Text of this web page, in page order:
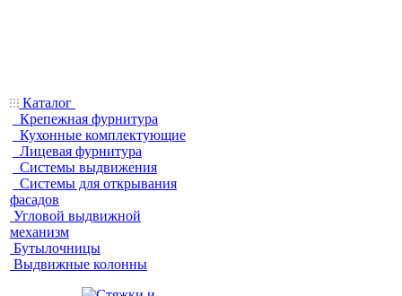
Каталог
Крепежная фурнитура
Кухонные комплектующие
Лицевая фурнитура
Системы выдвижения
Системы для открывания
фасадов
Угловой выдвижной
механизм
Бутылочницы
Выдвижные колонны